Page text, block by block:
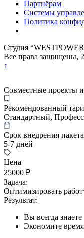
Партнёрам
Системы
Политика
Студия
Все права защищены,
↑
Совместные проекты и
Рекомендованный
Стандартный,
Срок внедрения пакета
5-7 дней
Цена
25000 ₽
Задача:
Оптимизировать
Результат:
Вы всегда
Экономите